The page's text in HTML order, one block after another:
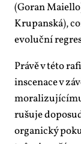
(Go­ran
Kru­pan­ská),
evo­luč­ní
Prá­vě v té­to
in­sce­na­ce v
ru­šu­je
or­ga­nic­ký